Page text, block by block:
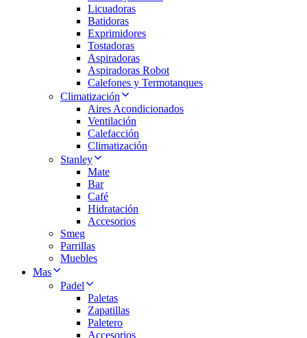
Licuadoras
Batidoras
Exprimidores
Tostadoras
Aspiradoras
Aspiradoras Robot
Calefones y Termotanques
Climatización
Aires Acondicionados
Ventilación
Calefacción
Climatización
Stanley
Mate
Bar
Café
Hidratación
Accesorios
Smeg
Parrillas
Muebles
Mas
Padel
Paletas
Zapatillas
Paletero
Accesorios